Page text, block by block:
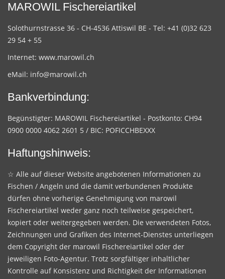
MAROWIL Fischereiartikel
Solothurnstrasse 36 - CH-4536 Attiswil BE - Tel: +41 (0)32 623
29 54 + 55
Internet: www.marowil.ch
eMail: info@marowil.ch
Bankverbindung:
Begünstigter: MAROWIL Fischereiartikel - Postkonto: CH94
0900 0000 4062 2601 5 / BIC: POFICCHBEXXX
Haftungshinweis:
☆ Alle auf dieser Website angebotenen Informationen zu
Fischen / Angeln und die damit verbundenen Produkte
dürfen ohne vorherige Genehmigung von marowil
Fischereiartikel weder ganz noch teilweise gespeichert,
kopiert oder weitergegeben werden. Die verwendeten Fotos,
Zeichnungen und Grafiken des Internet-Dienstes unterliegen
dem Copyright der marowil Fischereiartikel oder der
jeweiligen Foto-Agentur. Trotz sorgfältiger inhaltlicher
Kontrolle auf Konsistenz und Richtigkeit der Informationen